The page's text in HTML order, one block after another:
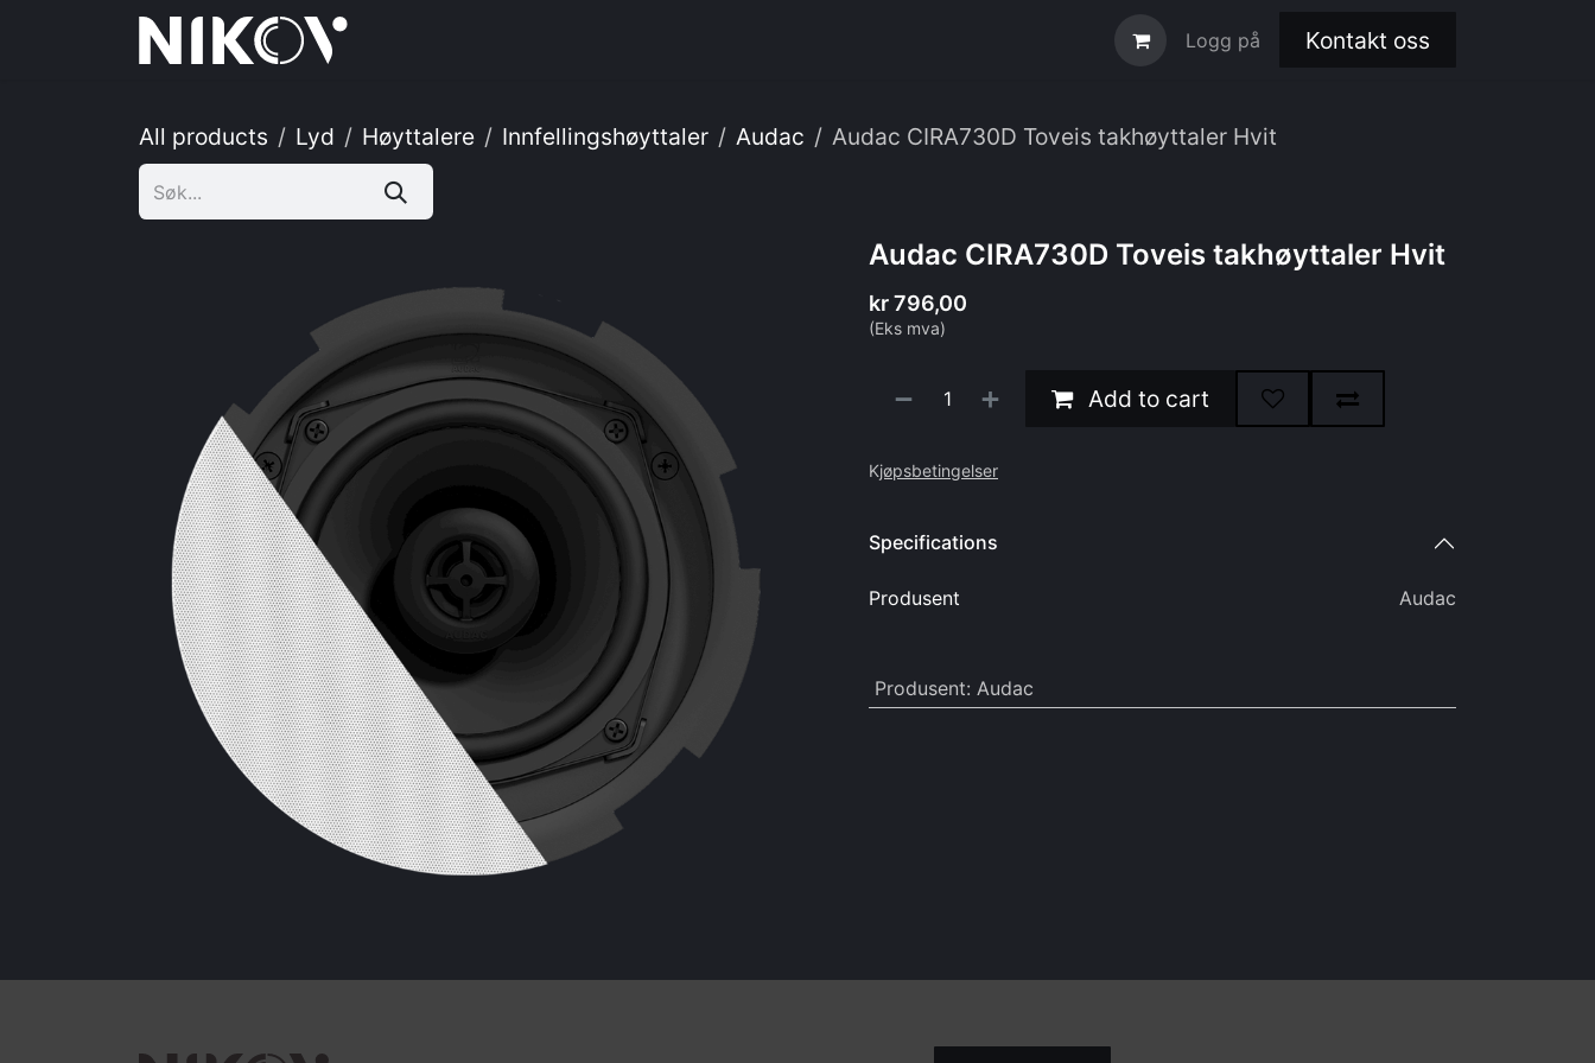
Skip to Content
Logg på Kontakt oss
All products Lyd Høyttalere Innfellingshøyttaler Audac Audac CIRA730D Toveis takhøyttaler Hvit
Audac CIRA730D Toveis takhøyttaler Hvit
kr796,00
(Eks mva)
Add to cart
Kjøpsbetingelser
Specifications
Produsent Audac
Produsent: Audac